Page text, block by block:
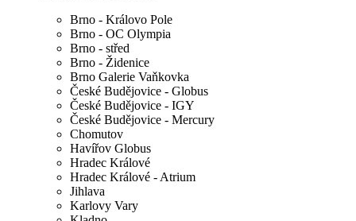
Brno - Královo Pole
Brno - OC Olympia
Brno - střed
Brno - Židenice
Brno Galerie Vaňkovka
České Budějovice - Globus
České Budějovice - IGY
České Budějovice - Mercury
Chomutov
Havířov Globus
Hradec Králové
Hradec Králové - Atrium
Jihlava
Karlovy Vary